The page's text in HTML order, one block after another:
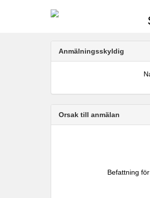
Anmälningsskyldig
Orsak till anmälan
Befattning